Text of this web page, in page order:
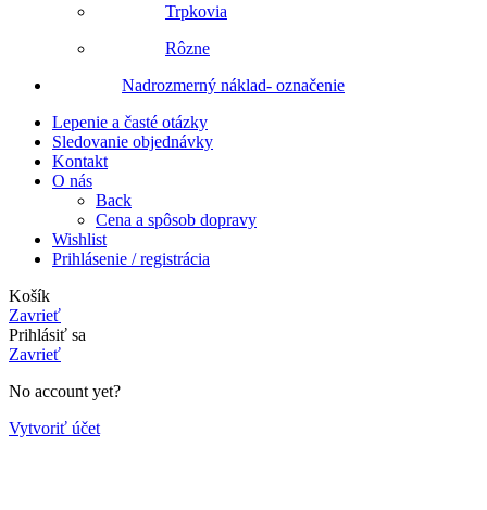
Trpkovia
Rôzne
Nadrozmerný náklad- označenie
Lepenie a časté otázky
Sledovanie objednávky
Kontakt
O nás
Back
Cena a spôsob dopravy
Wishlist
Prihlásenie / registrácia
Košík
Zavrieť
Prihlásiť sa
Zavrieť
No account yet?
Vytvoriť účet